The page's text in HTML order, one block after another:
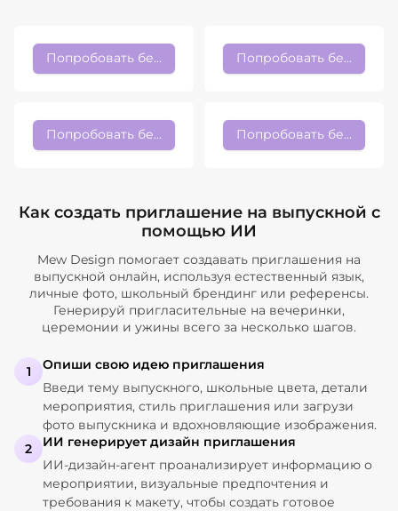
Попробовать бесплатно Попробовать бесплатно
Попробовать бесплатно Попробовать бесплатно
Как создать приглашение на выпускной с
помощью ИИ
Mew Design помогает создавать приглашения на
выпускной онлайн, используя естественный язык,
личные фото, школьный брендинг или референсы.
Генерируй пригласительные на вечеринки,
церемонии и ужины всего за несколько шагов.
1
Опиши свою идею приглашения
Введи тему выпускного, школьные цвета, детали
мероприятия, стиль приглашения или загрузи
фото выпускника и вдохновляющие изображения.
2
ИИ генерирует дизайн приглашения
ИИ-дизайн-агент проанализирует информацию о
мероприятии, визуальные предпочтения и
требования к макету, чтобы создать готовое